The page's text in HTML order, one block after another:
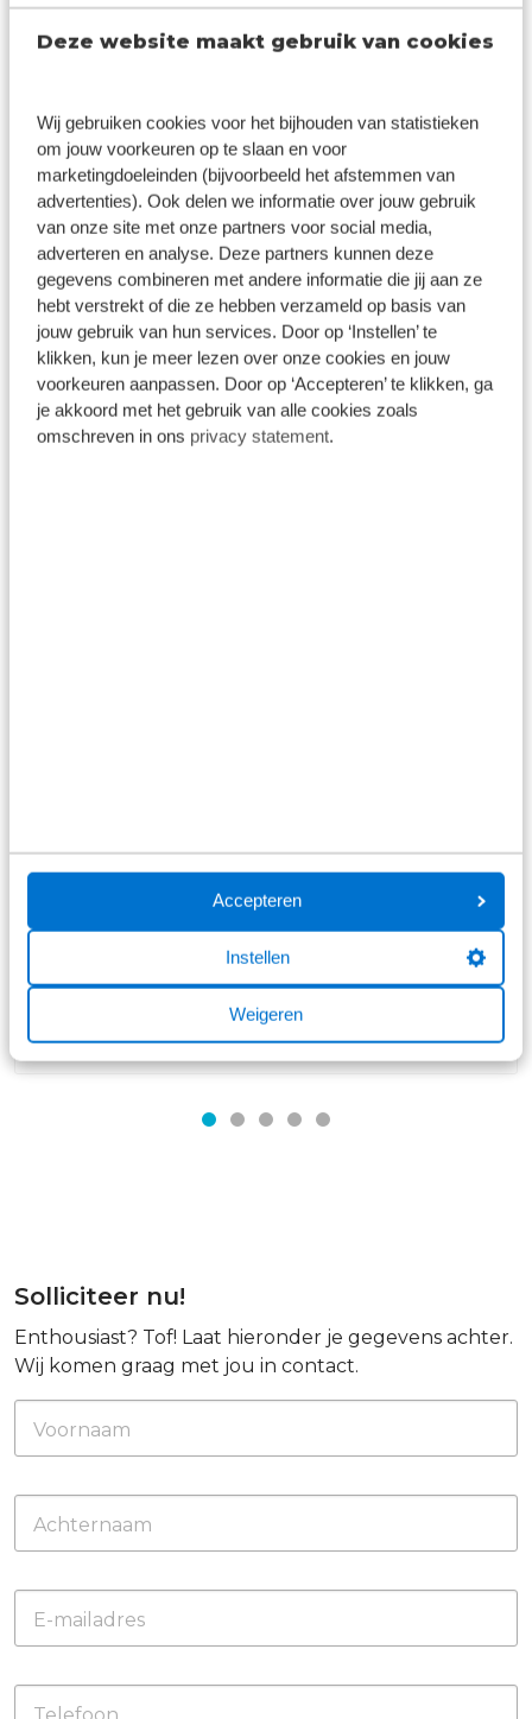
Deze website maakt gebruik van cookies
Wij gebruiken cookies voor het bijhouden van statistieken
om jouw voorkeuren op te slaan en voor
marketingdoeleinden (bijvoorbeeld het afstemmen van
advertenties). Ook delen we informatie over jouw gebruik
van onze site met onze partners voor social media,
adverteren en analyse. Deze partners kunnen deze
gegevens combineren met andere informatie die jij aan ze
hebt verstrekt of die ze hebben verzameld op basis van
jouw gebruik van hun services. Door op ‘Instellen’ te
klikken, kun je meer lezen over onze cookies en jouw
voorkeuren aanpassen. Door op ‘Accepteren’ te klikken, ga
je akkoord met het gebruik van alle cookies zoals
omschreven in ons privacy statement.
Accepteren
Instellen
Weigeren
tot bakfiets of elektrische fiets, je treft het allemaal
bij ons aan. Met toonaangevende A-merken hebben
Pas jij bij Broekhuis Fietsen en wil je je inzetten voor
onze klanten? Kom ons team versterken als
Fietstechnicus!
Solliciteer nu!
Sollicitatieprocedure
Solliciteren
Je hebt een vacature gezien bij Broekhuis die jou
perfect past. Wat leuk! De eerste stap: stuur jouw
sollicitatie naar ons op. Je krijgt binnen 2 tot 4
dagen reactie van ons.
Solliciteer nu!
Enthousiast? Tof! Laat hieronder je gegevens achter.
Wij komen graag met jou in contact.
Voornaam
Achternaam
E-mailadres